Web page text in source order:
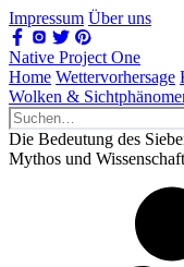
Impressum Über uns
Native Project One
Home Wettervorhersage
Wolken &
Die Bedeutung des
Mythos und Wissenschaft